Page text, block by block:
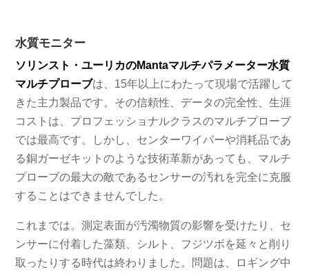
水質モニター
ソリンスト・ユーリカのMantaマルチパラメーター水質
マルチプローブは、15年以上にわたって現場で活躍して
きた主力製品です。その信頼性、データの完全性、生涯
コストは、プロフェッショナルクラスのマルチプローブ
では最高です。しかし、センターワイパーや消耗品であ
る銅ガーゼキットのような技術革新があっても、マルチ
プローブの最大の敵であるセンサーの汚れを完全に克服
することはできませんでした。
これまでは。測定表面が汚濁物質の影響を受けたり、セ
ンサーに付着した藻類、シルト、フジツボを延々と削り
取ったりする時代は終わりました。問題は、ロギング中